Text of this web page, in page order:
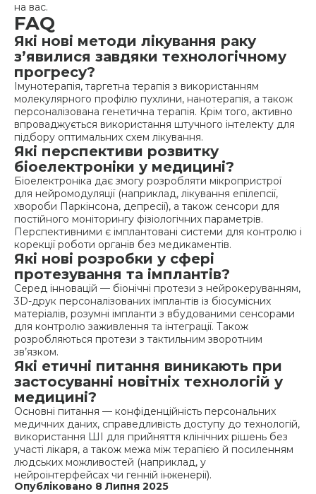
на вас.
FAQ
Які нові методи лікування раку
з’явилися завдяки технологічному
прогресу?
Імунотерапія, таргетна терапія з використанням
молекулярного профілю пухлини, нанотерапія, а також
персоналізована генетична терапія. Крім того, активно
впроваджується використання штучного інтелекту для
підбору оптимальних схем лікування.
Які перспективи розвитку
біоелектроніки у медицині?
Біоелектроніка дає змогу розробляти мікропристрої
для нейромодуляції (наприклад, лікування епілепсії,
хвороби Паркінсона, депресії), а також сенсори для
постійного моніторингу фізіологічних параметрів.
Перспективними є імплантовані системи для контролю і
корекції роботи органів без медикаментів.
Які нові розробки у сфері
протезування та імплантів?
Серед інновацій — біонічні протези з нейрокеруванням,
3D-друк персоналізованих імплантів із біосумісних
матеріалів, розумні імпланти з вбудованими сенсорами
для контролю заживлення та інтеграції. Також
розробляються протези з тактильним зворотним
зв’язком.
Які етичні питання виникають при
застосуванні новітніх технологій у
медицині?
Основні питання — конфіденційність персональних
медичних даних, справедливість доступу до технологій,
використання ШІ для прийняття клінічних рішень без
участі лікаря, а також межа між терапією й посиленням
людських можливостей (наприклад, у
нейроінтерфейсах чи генній інженерії).
Опубліковано 8 Липня 2025